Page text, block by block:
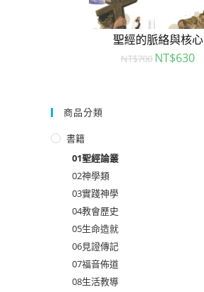
聖經的脈絡與核心
NT$700 NT$630
商品分類
書籍
01聖經論叢
02神學類
03實踐神學
04教會歷史
05生命造就
06見證傳記
07福音佈道
08生活教導